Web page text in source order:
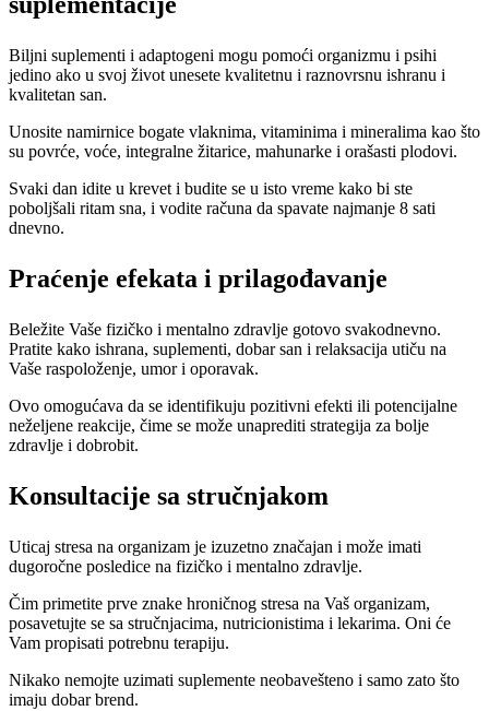
Biljni suplementi i adaptogeni mogu pomoći organizmu i psihi
jedino ako u svoj život unesete kvalitetnu i raznovrsnu ishranu i
kvalitetan san.
Unosite namirnice bogate vlaknima, vitaminima i mineralima kao što
su povrće, voće, integralne žitarice, mahunarke i orašasti plodovi.
Svaki dan idite u krevet i budite se u isto vreme kako bi ste
poboljšali ritam sna, i vodite računa da spavate najmanje 8 sati
dnevno.
Praćenje efekata i prilagođavanje
Beležite Vaše fizičko i mentalno zdravlje gotovo svakodnevno.
Pratite kako ishrana, suplementi, dobar san i relaksacija utiču na
Vaše raspoloženje, umor i oporavak.
Ovo omogućava da se identifikuju pozitivni efekti ili potencijalne
neželjene reakcije, čime se može unaprediti strategija za bolje
zdravlje i dobrobit.
Konsultacije sa stručnjakom
Uticaj stresa na organizam je izuzetno značajan i može imati
dugoročne posledice na fizičko i mentalno zdravlje.
Čim primetite prve znake hroničnog stresa na Vaš organizam,
posavetujte se sa stručnjacima, nutricionistima i lekarima. Oni će
Vam propisati potrebnu terapiju.
Nikako nemojte uzimati suplemente neobavešteno i samo zato što
imaju dobar brend.